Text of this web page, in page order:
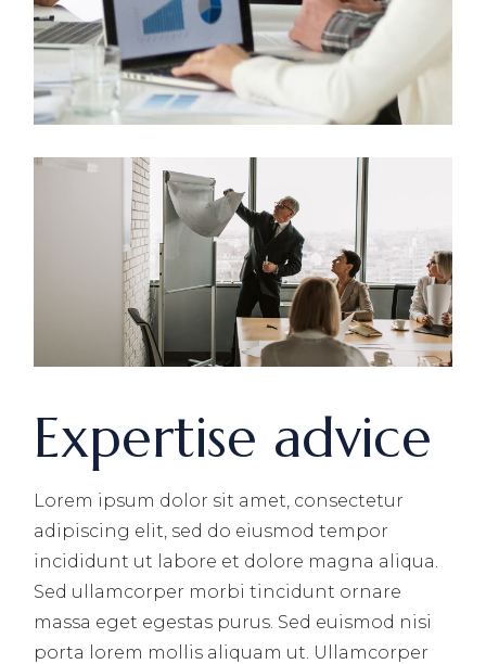
Expertise advice
Lorem ipsum dolor sit amet, consectetur
adipiscing elit, sed do eiusmod tempor
incididunt ut labore et dolore magna aliqua.
Sed ullamcorper morbi tincidunt ornare
massa eget egestas purus. Sed euismod nisi
porta lorem mollis aliquam ut. Ullamcorper